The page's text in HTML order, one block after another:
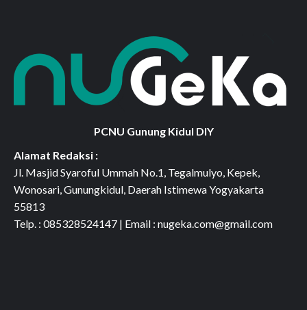
PCNU Gunung Kidul DIY
Alamat Redaksi :
Jl. Masjid Syaroful Ummah No.1, Tegalmulyo, Kepek,
Wonosari, Gunungkidul, Daerah Istimewa Yogyakarta
55813
Telp. : 085328524147 | Email : nugeka.com@gmail.com